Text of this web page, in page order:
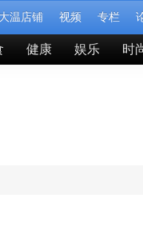
温店铺 视频 专栏
健康 娱乐 时